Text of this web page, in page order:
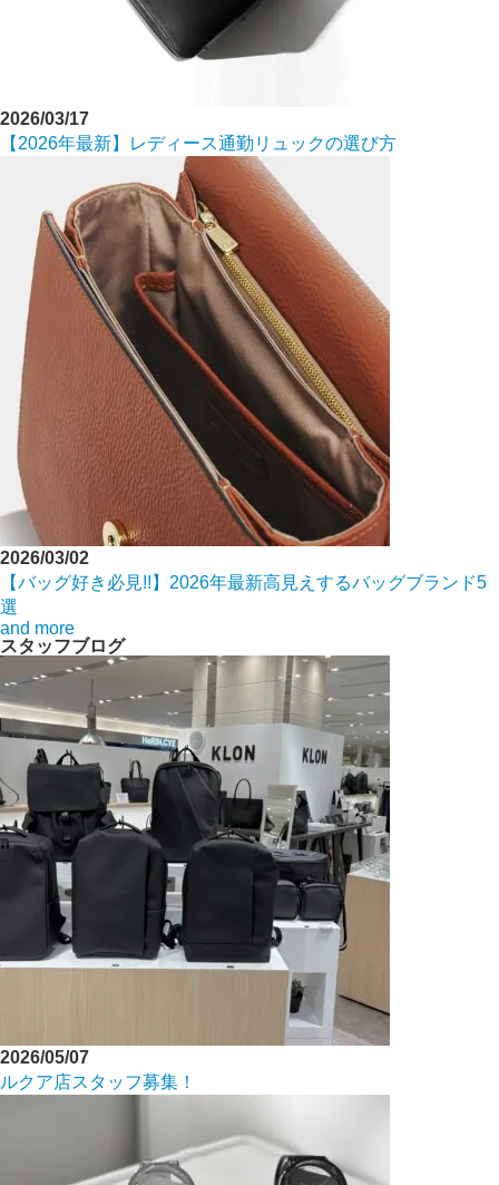
2026/03/17
【2026年最新】レディース通勤リュックの選び方
2026/03/02
【バッグ好き必見!!】2026年最新高見えするバッグブランド5
選
and more
スタッフブログ
2026/05/07
ルクア店スタッフ募集！